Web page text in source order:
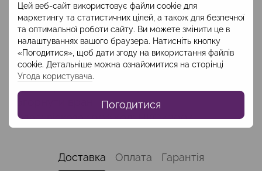
Цей веб-сайт використовує файли cookie для
маркетингу та статистичних цілей, а також для безпечної
та оптимальної роботи сайту. Ви можете змінити це в
налаштуваннях вашого браузера. Натисніть кнопку
«Погодитися», щоб дати згоду на використання файлів
cookie. Детальніше можна ознайомитися на сторінці
Угода користувача.
Погодитися
Ніжна і легка на дотик нічна сорочка
пудрово-бежевого кольору легкої,
шовковистої віскози, отже, забезпечить вам
абсолютний комфорт під час сну. Сорочка
йде в комплекті з халатом, щоб подарувати
Склад: віскоза 100%Код: HKOZ2004
Доставка Оплата Гарантія